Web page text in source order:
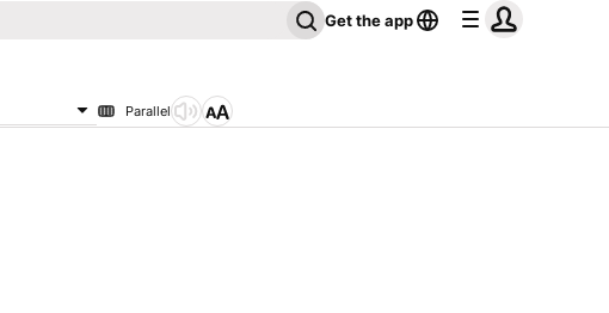
Get the app
Parallel